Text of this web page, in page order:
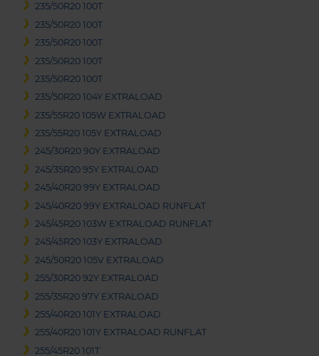
235/50R20 100T
235/50R20 100T
235/50R20 100T
235/50R20 100T
235/50R20 100T
235/50R20 104Y EXTRALOAD
235/55R20 105W EXTRALOAD
235/55R20 105Y EXTRALOAD
245/30R20 90Y EXTRALOAD
245/35R20 95Y EXTRALOAD
245/40R20 99Y EXTRALOAD
245/40R20 99Y EXTRALOAD RUNFLAT
245/45R20 103W EXTRALOAD RUNFLAT
245/45R20 103Y EXTRALOAD
245/50R20 105V EXTRALOAD
255/30R20 92Y EXTRALOAD
255/35R20 97Y EXTRALOAD
255/40R20 101Y EXTRALOAD
255/40R20 101Y EXTRALOAD RUNFLAT
255/45R20 101T